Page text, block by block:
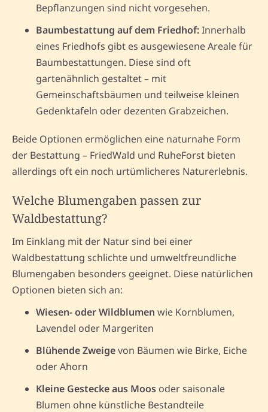
Bepflanzungen sind nicht vorgesehen.
Baumbestattung auf dem Friedhof:Innerhalb
eines Friedhofs gibt es ausgewiesene Areale für
Baumbestattungen. Diese sind oft
gartenähnlich gestaltet – mit
Gemeinschaftsbäumen und teilweise kleinen
Gedenktafeln oder dezenten Grabzeichen.
Beide Optionen ermöglichen eine naturnahe Form
der Bestattung – FriedWald und RuheForst bieten
allerdings oft ein noch urtümlicheres Naturerlebnis.
Welche Blumengaben passen zur
Waldbestattung?
Im Einklang mit der Natur sind bei einer
Waldbestattung schlichte und umweltfreundliche
Blumengaben besonders geeignet. Diese natürlichen
Optionen bieten sich an:
Wiesen- oder Wildblumen wie Kornblumen,
Lavendel oder Margeriten
Blühende Zweigevon Bäumen wie Birke, Eiche
oder Ahorn
Kleine Gestecke aus Moos oder saisonale
Blumen ohne künstliche Bestandteile